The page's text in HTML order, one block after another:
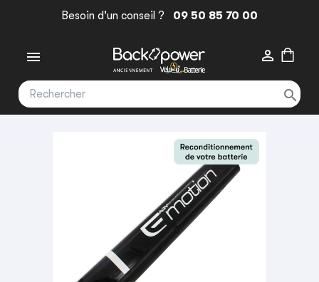
Besoin d'un conseil ? 09 50 85 70 00
 
